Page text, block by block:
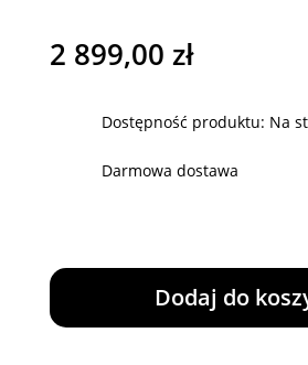
2 899,00 zł
Dostępność produktu: Na
Darmowa dostawa
Piec
LEON
Dodaj do